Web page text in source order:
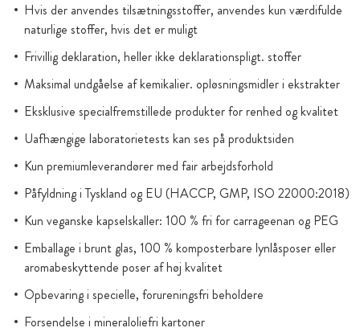
Hvis der anvendes tilsætningsstoffer, anvendes kun værdifulde
naturlige stoffer, hvis det er muligt
Frivillig deklaration, heller ikke deklarationspligt. stoffer
Maksimal undgåelse af kemikalier. opløsningsmidler i ekstrakter
Eksklusive specialfremstillede produkter for renhed og kvalitet
Uafhængige laboratorietests kan ses på produktsiden
Kun premiumleverandører med fair arbejdsforhold
Påfyldning i Tyskland og EU (HACCP, GMP, ISO 22000:2018)
Kun veganske kapselskaller: 100 % fri for carrageenan og PEG
Emballage i brunt glas, 100 % komposterbare lynlåsposer eller
aromabeskyttende poser af høj kvalitet
Opbevaring i specielle, forureningsfri beholdere
Forsendelse i mineraloliefri kartoner